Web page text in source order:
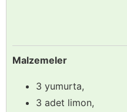
Malzemeler
3 yumurta,
3 adet limon,